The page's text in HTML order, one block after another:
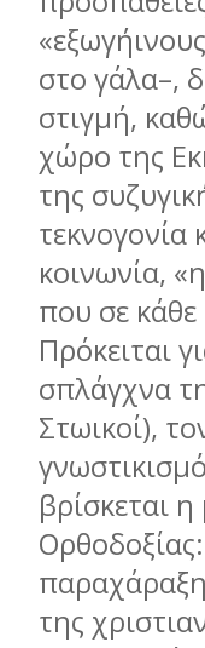
στο γάλα–,
στιγμή,
χώρο της
της
κοινωνία,
που σε
Πρόκειται
σπλάγχνα
Στωικοί),
βρίσκεται
της